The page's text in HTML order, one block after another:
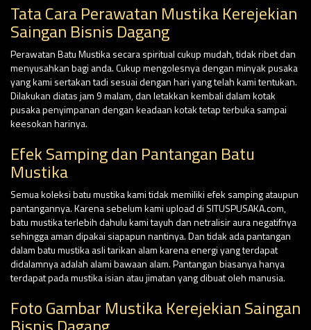
Tata Cara Perawatan Mustika Kerejekian
Saingan Bisnis Dagang
Perawatan Batu Mustika secara spiritual cukup mudah, tidak ribet dan
menyusahkan bagi anda. Cukup mengolesnya dengan minyak pusaka
yang kami sertakan tadi sesuai dengan hari yang telah kami tentukan.
Dilakukan diatas jam 9 malam, dan letakkan kembali dalam kotak
pusaka penyimpanan dengan keadaan kotak tetap terbuka sampai
keesokan harinya.
Efek Samping dan Pantangan Batu
Mustika
Semua koleksi batu mustika kami tidak memiliki efek samping ataupun
pantangannya. Karena sebelum kami upload di SITUSPUSAKA.com,
batu mustika terlebih dahulu kami tayuh dan netralisir aura negatifnya
sehingga aman dipakai siapapun nantinya. Dan tidak ada pantangan
dalam batu mustika asli tarikan alam karena energi yang terdapat
didalamnya adalah alami bawaan alam. Pantangan biasanya hanya
terdapat pada mustika isian atau jimatan yang dibuat oleh manusia.
Foto Gambar Mustika Kerejekian Saingan